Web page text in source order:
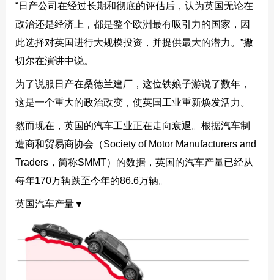
“日产公司在经过长期和彻底的评估后，认为英国无论在
政治还是经济上，都是整个欧洲最有吸引力的国家，因
此选择对英国进行大规模投资，并提供最大的潜力。”撒
切尔在演讲中说。
为了说服日产在桑德兰建厂，这位铁娘子游说了数年，
这是一个重大的政治政变，使英国工业重新焕发活力。
然而现在，英国的汽车工业正在走向衰退。根据汽车制
造商和贸易商协会（Society of Motor Manufacturers and
Traders，简称SMMT）的数据，英国的汽车产量已经从
每年170万辆跌至今年的86.6万辆。
英国汽车产量▼